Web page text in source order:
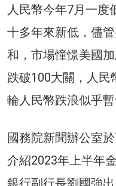
人民幣今年7月一度
十多年來新低，儘
和，市場憧憬美國
跌破100大關，人民
輪人民幣跌浪似乎暫
國務院新聞辦公室
介紹2023年上半年
銀行副行長劉國強